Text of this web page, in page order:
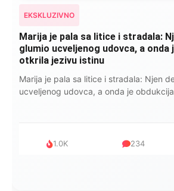
EKSKLUZIVNO
Marija je pala sa litice i stradala:
glumio ucveljenog udovca, a onda
otkrila jezivu istinu
Marija je pala sa litice i stradala: Njen
ucveljenog udovca, a onda je
1.0K 234